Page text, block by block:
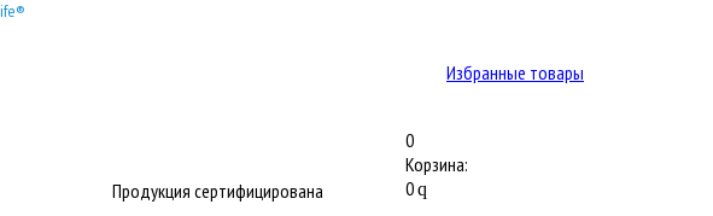
Избранные товары
0
Корзина:
0q
Продукция сертифицирована